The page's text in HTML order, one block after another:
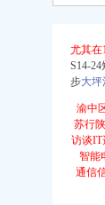
出口权)
）
尤其在
S14-
步大坪
渝中
苏行
访谈IT
智能
通信